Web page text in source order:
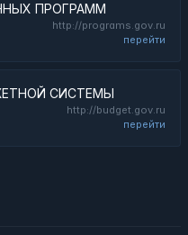
ПРОГРАММ
http://programs.gov.ru
перейти
СИСТЕМЫ
http://budget.gov.ru
перейти